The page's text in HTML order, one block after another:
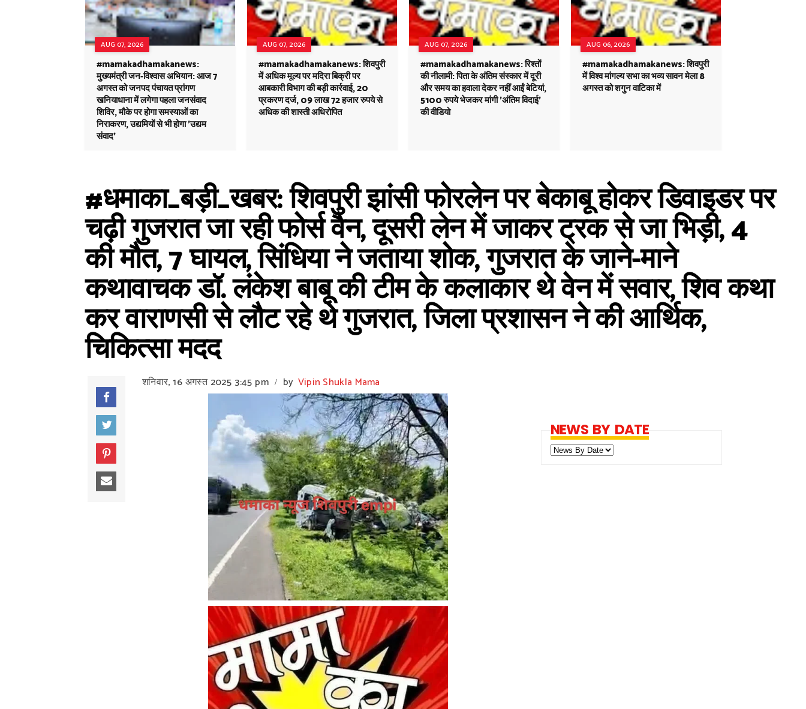
AUG 07, 2026
#mamakadhamakanews:
मुख्यमंत्री जन-विश्वास अभियान: आज 7
अगस्त को जनपद पंचायत प्रांगण
खनियाधाना में लगेगा पहला जनसंवाद
शिविर, मौके पर होगा समस्याओं का
निराकरण, उद्यमियों से भी होगा 'उद्यम
संवाद'
AUG 07, 2026
#mamakadhamakanews: शिवपुरी
में अधिक मूल्य पर मदिरा बिक्री पर
आबकारी विभाग की बड़ी कार्रवाई, 20
प्रकरण दर्ज, 09 लाख 72 हजार रुपये से
अधिक की शास्ती अधिरोपित
AUG 07, 2026
#mamakadhamakanews: रिश्तों
की नीलामी: पिता के अंतिम संस्कार में दूरी
और समय का हवाला देकर नहीं आईं बेटियां,
5100 रुपये भेजकर मांगी 'अंतिम विदाई'
की वीडियो
AUG 06, 2026
#mamakadhamakanews: शिवपुरी
में विश्व मांगल्य सभा का भव्य सावन मेला 8
अगस्त को शगुन वाटिका में
#धमाका_बड़ी_खबर: शिवपुरी झांसी फोरलेन पर बेकाबू होकर डिवाइडर पर
चढ़ी गुजरात जा रही फोर्स वैन, दूसरी लेन में जाकर ट्रक से जा भिड़ी, 4
की मौत, 7 घायल, सिंधिया ने जताया शोक, गुजरात के जाने-माने
कथावाचक डॉ. लंकेश बाबू की टीम के कलाकार थे वेन में सवार, शिव कथा
कर वाराणसी से लौट रहे थे गुजरात, जिला प्रशासन ने की आर्थिक,
चिकित्सा मदद
शनिवार, 16 अगस्त 2025 3:45 pm / by Vipin Shukla Mama
NEWS BY DATE